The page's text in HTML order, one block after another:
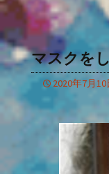
マスクを
2020年7月10